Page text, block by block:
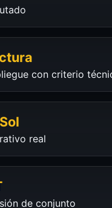
con criterio
real
de conjunto